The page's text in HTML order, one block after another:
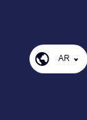
AR